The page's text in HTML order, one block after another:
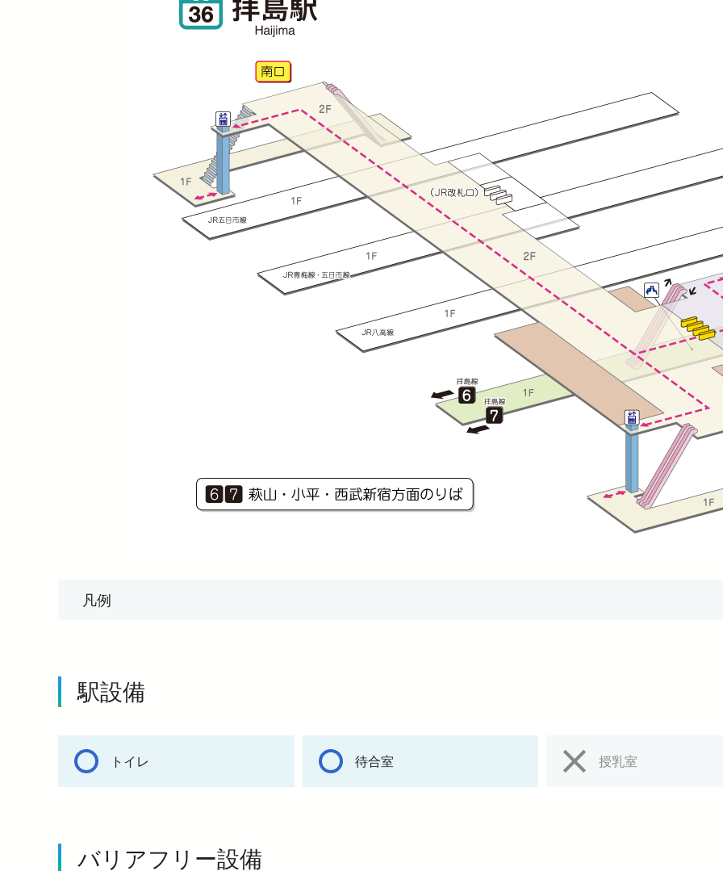
凡例
駅設備
トイレ 待合室 授乳室
バリアフリー設備